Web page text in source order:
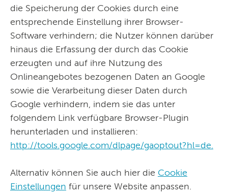
die Speicherung der Cookies durch eine
entsprechende Einstellung ihrer Browser-
Software verhindern; die Nutzer können darüber
hinaus die Erfassung der durch das Cookie
erzeugten und auf ihre Nutzung des
Onlineangebotes bezogenen Daten an Google
sowie die Verarbeitung dieser Daten durch
Google verhindern, indem sie das unter
folgendem Link verfügbare Browser-Plugin
herunterladen und installieren:
http://tools.google.com/dlpage/gaoptout?hl=de.
Alternativ können Sie auch hier die Cookie
Einstellungen für unsere Website anpassen.